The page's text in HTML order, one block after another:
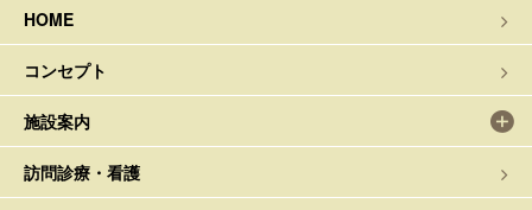
HOME
コンセプト
施設案内
訪問診療・看護